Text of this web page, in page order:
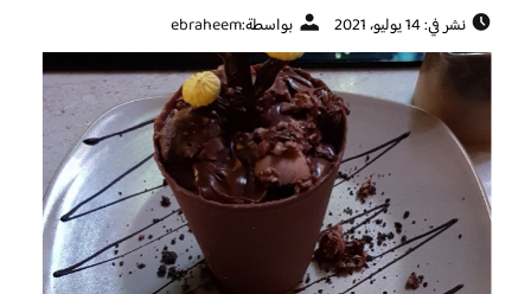
نشر في: 14 يوليو، 2021 بواسطة:ebraheem